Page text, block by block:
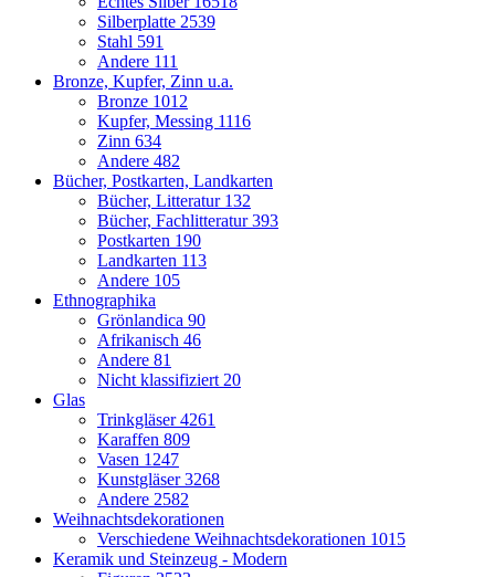
Silberplatte 2539
Stahl 591
Andere 111
Bronze, Kupfer, Zinn u.a.
Bronze 1012
Kupfer, Messing 1116
Zinn 634
Andere 482
Bücher, Postkarten, Landkarten
Bücher, Litteratur 132
Bücher, Fachlitteratur393
Postkarten 190
Landkarten 113
Andere 105
Ethnographika
Grönlandica 90
Afrikanisch 46
Andere 81
Nicht klassifiziert 20
Glas
Trinkgläser4261
Karaffen 809
Vasen 1247
Kunstgläser3268
Andere 2582
Weihnachtsdekorationen
Verschiedene Weihnachtsdekorationen 1015
Keramik und Steinzeug - Modern